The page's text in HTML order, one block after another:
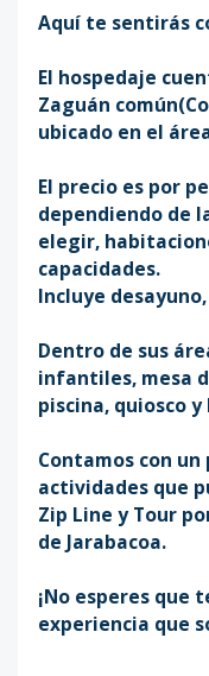
Aquí te sentirás
El hospedaje
Zaguán
ubicado en el
El precio es por
dependiendo de
elegir,
capacidades.
Incluye
Dentro de sus
infantiles, mesa
piscina, quiosco y
Contamos con
actividades que
Zip Line y Tour
de Jarabacoa.
¡No esperes que
experiencia que